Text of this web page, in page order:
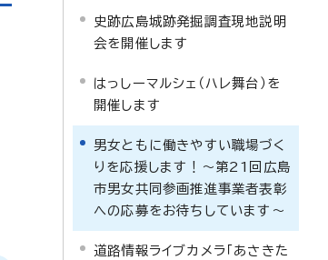
史跡広島城跡発掘調査現地説明
会を開催します
はっしーマルシェ（ハレ舞台）を
開催します
男女ともに働きやすい職場づく
りを応援します！～第21回広島
市男女共同参画推進事業者表彰
への応募をお待ちしています～
道路情報ライブカメラ「あさきた